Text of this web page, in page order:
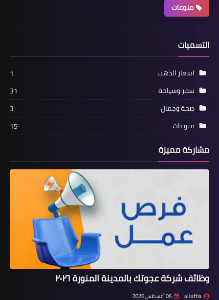
منوعات
التسميات
اسعار الذهب
1
سفر وسياحة
31
صحة وجمال
3
منوعات
15
مشاركة مميزة
وظائف شركة عجوتك بالمدينة المنورة ٢٠٢٦
ali attia 06 أغسطس 2026